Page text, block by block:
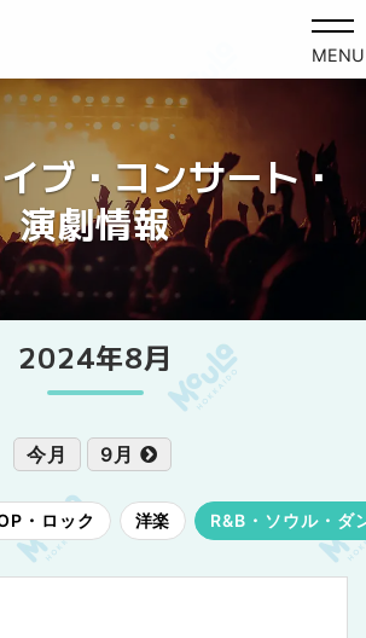
MENU
ブ・コンサート・
演劇情報
2024年8月
今月 9月
・ロック 洋楽 R&B・ソウル・ダ